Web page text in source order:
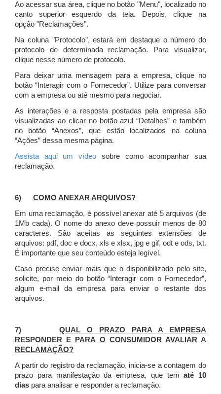
Ao acessar sua área, clique no botão "Menu", localizado no
canto superior esquerdo da tela. Depois, clique na
opção "Reclamações".
Na coluna "Protocolo", estará em destaque o número do
protocolo de determinada reclamação. Para visualizar,
clique nesse número de protocolo.
Para deixar uma mensagem para a empresa, clique no
botão “Interagir com o Fornecedor”. Utilize para conversar
com a empresa ou até mesmo para negociar.
As interações e a resposta postadas pela empresa são
visualizadas ao clicar no botão azul “Detalhes” e também
no botão “Anexos”, que estão localizados na coluna
“Ações” dessa mesma página.
Assista aqui um vídeo sobre como acompanhar sua
reclamação.
6) COMO ANEXAR ARQUIVOS?
Em uma reclamação, é possível anexar até 5 arquivos (de
1Mb cada). O nome do anexo deve possuir menos de 80
caracteres. São aceitas as seguintes extensões de
arquivos: pdf, doc e docx, xls e xlsx, jpg e gif, odt e ods, txt.
É importante que seu conteúdo esteja legível.
Caso precise enviar mais que o disponibilizado pelo site,
solicite, por meio do botão “Interagir com o Fornecedor”,
algum e-mail da empresa para enviar o restante dos
arquivos.
7)QUAL O PRAZO PARA A EMPRESA
RESPONDER E PARA O CONSUMIDOR AVALIAR A
RECLAMAÇÃO?
A partir do registro da reclamação, inicia-se a contagem do
prazo para manifestação da empresa, que tematé 10
dias para analisar e responder a reclamação.